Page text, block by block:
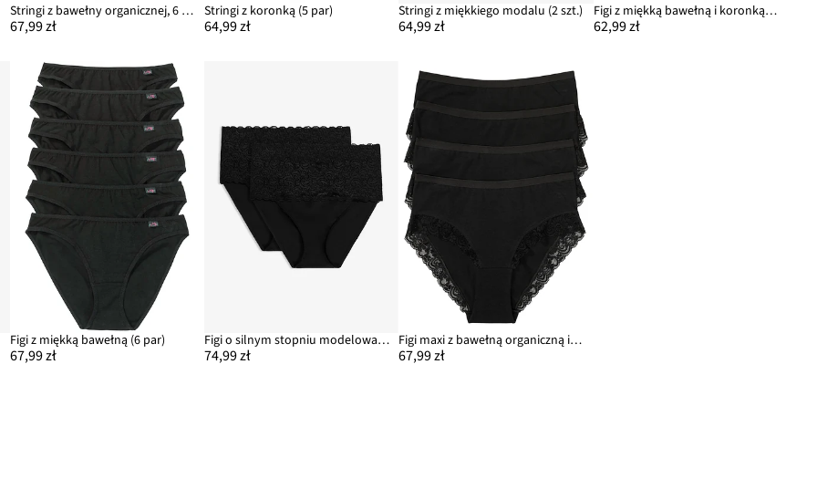
Stringi z bawełny organicznej, 6 par
67,99 zł
Stringi z koronką (5 par)
64,99 zł
Stringi z miękkiego modalu (2 szt.)
64,99 zł
Figi z miękką bawełną i koronką (5 par)
62,99 zł
Figi z miękką bawełną (6 par)
67,99 zł
Figi o silnym stopniu modelowania sylwetki (2 pary)
74,99 zł
Figi maxi z bawełną organiczną i koronką (4 pary)
67,99 zł